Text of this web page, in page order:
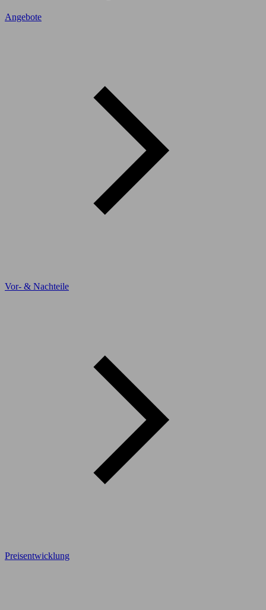
Angebote
Vor- & Nachteile
Preisentwicklung